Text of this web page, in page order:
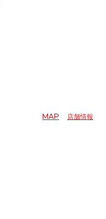
MAP 店舗情報